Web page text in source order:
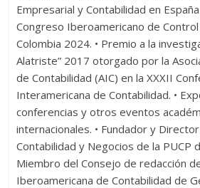
Empresarial y Contabilidad en
Congreso Iberoamericano de
Colombia 2024. • Premio a la
Alatriste” 2017 otorgado por la
de Contabilidad (AIC) en la XXXII
Interamericana de Contabilidad. •
conferencias y otros eventos
internacionales. • Fundador y
Contabilidad y Negocios de la PUCP
Miembro del Consejo de redacción
Iberoamericana de Contabilidad de